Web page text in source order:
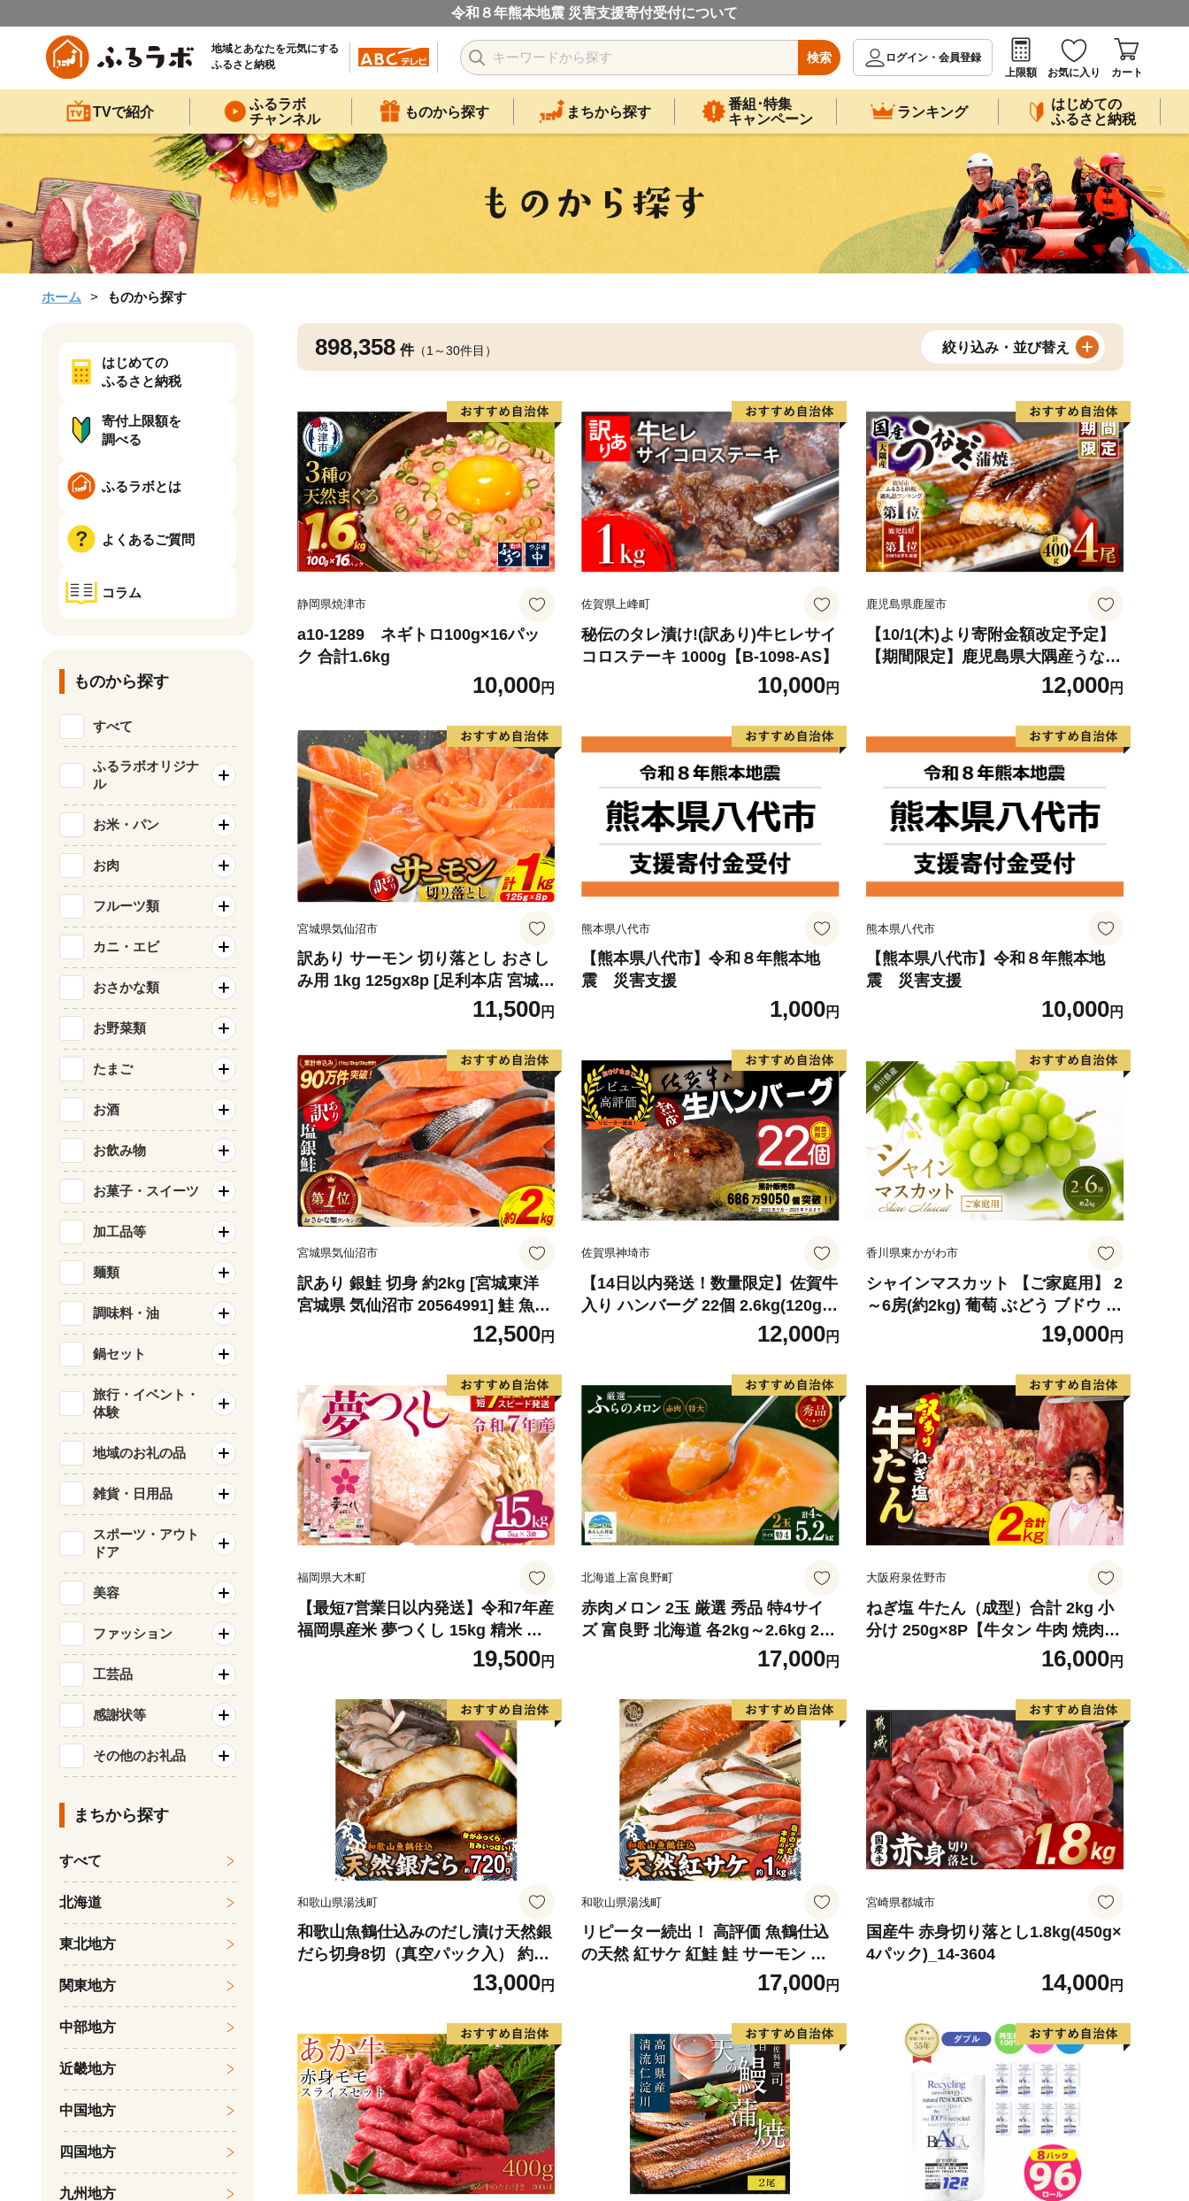
令和８年熊本地震 災害支援寄付受付について
地域とあなたを元気にする
ふるさと納税
検索
ログイン・会員登録
上限額
お気に入り カート
TVで紹介
ふるラボ
チャンネル
ものから探す まちから探す
番組･特集
キャンペーン
ランキング
はじめての
ふるさと納税
ホーム ものから探す
898,358 件（1～30件目） 絞り込み・並び替え
静岡県焼津市
a10-1289 ネギトロ100g×16パッ
ク 合計1.6kg
10,000円
佐賀県上峰町
秘伝のタレ漬け!(訳あり)牛ヒレサイ
コロステーキ 1000g【B-1098-AS】
10,000円
鹿児島県鹿屋市
【10/1(木)より寄附金額改定予定】
【期間限定】鹿児島県大隅産うなぎ
蒲焼4尾（400g） KN007-023
12,000円
宮城県気仙沼市
訳あり サーモン 切り落とし おさし
み用 1kg 125gx8p [足利本店 宮城県
気仙沼市 20564313] 魚 魚介類 鮭 お
刺し身 刺し身 刺身 生 生食 個包装
チリ銀鮭 銀鮭 海鮮 海鮮丼 魚介
11,500円
熊本県八代市
【熊本県八代市】令和８年熊本地
震 災害支援
1,000円
熊本県八代市
【熊本県八代市】令和８年熊本地
震 災害支援
10,000円
宮城県気仙沼市
訳あり 銀鮭 切身 約2kg [宮城東洋
宮城県 気仙沼市 20564991] 鮭 魚介
類 海鮮 訳アリ 規格外 不揃い さけ
サケ 鮭切身 シャケ 切り身 冷凍 家
庭用 おかず 弁当 支援 サーモン 銀
鮭切り身 魚 わけあり
12,500円
佐賀県神埼市
【14日以内発送！数量限定】佐賀牛
入り ハンバーグ 22個 2.6kg(120g×
22個)【佐賀牛 黒毛和牛 ブランド牛
九州 ハンバーグ 牛肉 豚肉 国産 お
弁当 おかず 惣菜 おすすめ 人気】(H
083106)
12,000円
香川県東かがわ市
シャインマスカット 【ご家庭用】 2
～6房(約2kg) 葡萄 ぶどう ブドウ フ
ルーツ 果物 くだもの 果実 旬の果物
旬のフルーツ 香川 香川県 東かがわ
19,000円
福岡県大木町
【最短7営業日以内発送】令和7年産
福岡県産米 夢つくし 15kg 精米 ※
北海道・沖縄・離島は配送不可
19,500円
北海道上富良野町
赤肉メロン 2玉 厳選 秀品 特4サイ
ズ 富良野 北海道 各2kg～2.6kg 2玉
セット ファーム富良野 メロン めろ
ん 果物 くだもの フルーツ デザート
旬の果物 旬のフルーツ
17,000円
大阪府泉佐野市
ねぎ塩 牛たん（成型）合計 2kg 小
分け 250g×8P【牛タン 牛肉 焼肉用
薄切り 訳あり サイズ不揃い】
16,000円
和歌山県湯浅町
和歌山魚鶴仕込みのだし漬け天然銀
だら切身8切（真空パック入） 約72
0g 小分け 独自製法 良質な脂 ふっ
くら 柔らかい 身質 甘み 旨味 白身
魚のトロ 梅酒 北海道南産 真こんぶ
だし漬け 煮付け ムニエル 味噌漬け
鍋物 冷凍 湯浅町 送料無料_G7334
13,000円
和歌山県湯浅町
リピーター続出！ 高評価 魚鶴仕込
の天然 紅サケ 紅鮭 鮭 サーモン 切
身 切り身 約1kg レビュー高評価 小
分け 真空パック 梅酒 真昆布 使用
だし まろやか 天然 鮭 魚 海の幸 海
鮮 魚介 食品 食べ物 おかず お弁当
水産加工品 冷凍 グルメ お取り寄せ
和歌山県 湯浅町 送料無料_G7317
17,000円
宮崎県都城市
国産牛 赤身切り落とし1.8kg(450g×
4パック)_14-3604
14,000円
はじめての
ふるさと納税
寄付上限額を
調べる
ふるラボとは
よくあるご質問
コラム
ものから探す
すべて
ふるラボオリジナ
ル
お米・パン
お肉
フルーツ類
カニ・エビ
おさかな類
お野菜類
たまご
お酒
お飲み物
お菓子・スイーツ
加工品等
麺類
調味料・油
鍋セット
旅行・イベント・
体験
地域のお礼の品
雑貨・日用品
スポーツ・アウト
ドア
美容
ファッション
工芸品
感謝状等
その他のお礼品
まちから探す
すべて
北海道
東北地方
関東地方
中部地方
近畿地方
中国地方
四国地方
九州地方